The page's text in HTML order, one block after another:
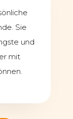
Sie
und
mit